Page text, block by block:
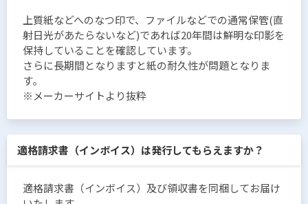
上質紙などへのなつ印で、ファイルなどでの通常保管(直
射日光があたらないなど)であれば20年間は鮮明な印影を
保持していることを確認しています。
さらに長期間となりますと紙の耐久性が問題となりま
す。
※メーカーサイトより抜粋
適格請求書（インボイス）は発行してもらえますか？
適格請求書（インボイス）及び領収書を同梱してお届け